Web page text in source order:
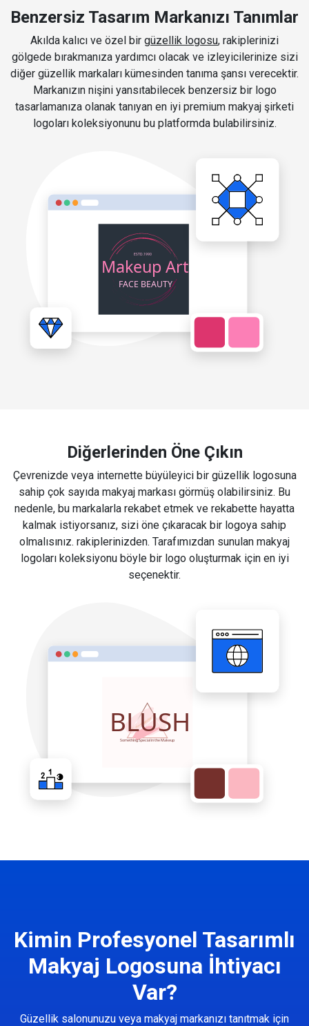
Benzersiz Tasarım Markanızı Tanımlar
Akılda kalıcı ve özel bir güzellik logosu, rakiplerinizi
gölgede bırakmanıza yardımcı olacak ve izleyicilerinize sizi
diğer güzellik markaları kümesinden tanıma şansı verecektir.
Markanızın nişini yansıtabilecek benzersiz bir logo
tasarlamanıza olanak tanıyan en iyi premium makyaj şirketi
logoları koleksiyonunu bu platformda bulabilirsiniz.
Diğerlerinden Öne Çıkın
Çevrenizde veya internette büyüleyici bir güzellik logosuna
sahip çok sayıda makyaj markası görmüş olabilirsiniz. Bu
nedenle, bu markalarla rekabet etmek ve rekabette hayatta
kalmak istiyorsanız, sizi öne çıkaracak bir logoya sahip
olmalısınız. rakiplerinizden. Tarafımızdan sunulan makyaj
logoları koleksiyonu böyle bir logo oluşturmak için en iyi
seçenektir.
Kimin Profesyonel Tasarımlı
Makyaj Logosuna İhtiyacı
Var?
Güzellik salonunuzu veya makyaj markanızı tanıtmak için